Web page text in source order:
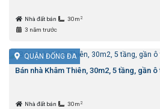
Nhà đất bán 30m 2
3 năm trước
QUẬN ĐỐNG ĐA
Bán nhà Khâm Thiên, 30m2, 5 tầng, gần
Nhà đất bán 30m 2